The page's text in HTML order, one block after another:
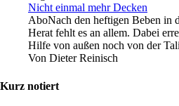
Nicht einmal mehr Decken
AboNach den heftigen Beben in
Herat fehlt es an allem. Dabei
Hilfe von außen noch von der
Von Dieter Reinisch
Kurz notiert